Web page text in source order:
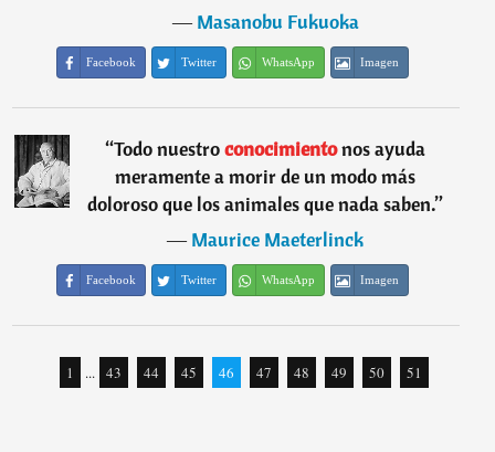
―Masanobu Fukuoka
Facebook Twitter WhatsApp Imagen
“Todo nuestroconocimientonos ayuda
meramente a morir de un modo más
doloroso que los animales que nada saben.”
―Maurice Maeterlinck
Facebook Twitter WhatsApp Imagen
1 ... 43 44 45 46 47 48 49 50 51